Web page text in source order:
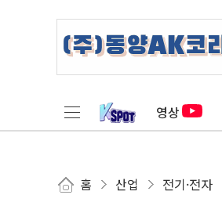
영상
홈 산업 전기·전자